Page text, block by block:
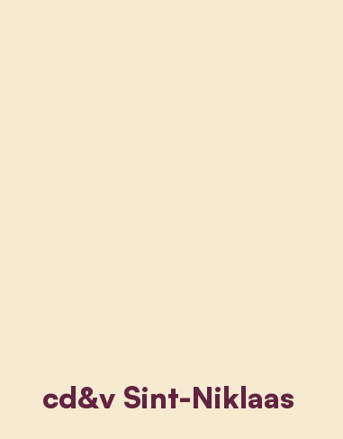
cd&v Sint-Niklaas